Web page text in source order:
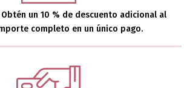
Obtén un 10 % de descuento adicional al
completo en un único pago.